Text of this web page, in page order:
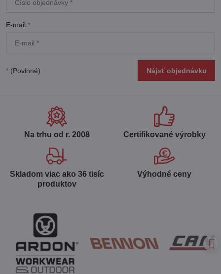
E-mail:*
* (Povinné) Nájsť objednávku
Na trhu od r​. 2008 Certifikované výrobky
Skladom viac ako 36 tisíc
produktov
Výhodné ceny